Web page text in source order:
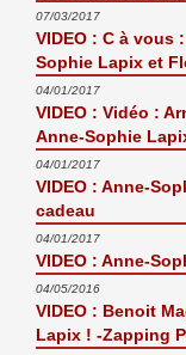
07/03/2017
VIDEO : C à vous
Sophie Lapix et
04/01/2017
VIDEO : Vidéo :
Anne-Sophie
04/01/2017
VIDEO : Anne-
cadeau
04/01/2017
VIDEO : Anne-
04/05/2016
VIDEO : Benoit
Lapix ! -Zapping